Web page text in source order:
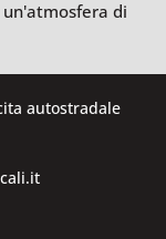
di
autostradale